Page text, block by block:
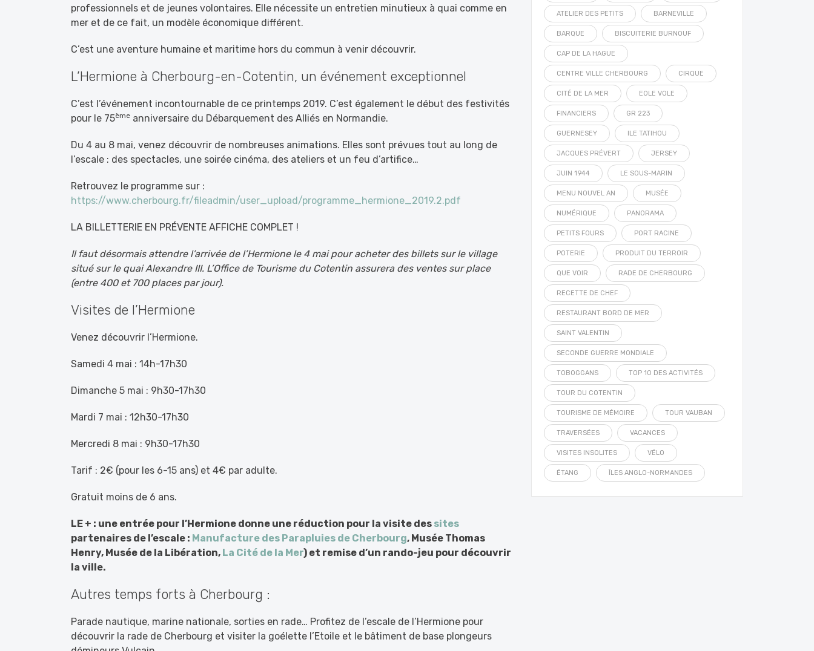
professionnels et de jeunes volontaires. Elle nécessite un entretien minutieux à quai comme en
mer et de ce fait, un modèle économique différent.
C’est une aventure humaine et maritime hors du commun à venir découvrir.
L’Hermione à Cherbourg-en-Cotentin, un événement exceptionnel
C’est l’événement incontournable de ce printemps 2019. C’est également le début des festivités
pour le 75ème anniversaire du Débarquement des Alliés en Normandie.
Du 4 au 8 mai, venez découvrir de nombreuses animations. Elles sont prévues tout au long de
l’escale : des spectacles, une soirée cinéma, des ateliers et un feu d’artifice…
Retrouvez le programme sur :
https://www.cherbourg.fr/fileadmin/user_upload/programme_hermione_2019.2.pdf
LA BILLETTERIE EN PRÉVENTE AFFICHE COMPLET !
Il faut désormais attendre l’arrivée de l’Hermione le 4 mai pour acheter des billets sur le village
situé sur le quai Alexandre III. L’Office de Tourisme du Cotentin assurera des ventes sur place
(entre 400 et 700 places par jour).
Visites de l’Hermione
Venez découvrir l’Hermione.
Samedi 4 mai : 14h-17h30
Dimanche 5 mai : 9h30-17h30
Mardi 7 mai : 12h30-17h30
Mercredi 8 mai : 9h30-17h30
Tarif : 2€ (pour les 6-15 ans) et 4€ par adulte.
Gratuit moins de 6 ans.
LE + : une entrée pour l’Hermione donne une réduction pour la visite des sites
partenaires de l’escale : Manufacture des Parapluies de Cherbourg, Musée Thomas
Henry, Musée de la Libération, La Cité de la Mer) et remise d’un rando-jeu pour découvrir
la ville.
Autres temps forts à Cherbourg :
Parade nautique, marine nationale, sorties en rade… Profitez de l’escale de l’Hermione pour
découvrir la rade de Cherbourg et visiter la goélette l’Etoile et le bâtiment de base plongeurs
ATELIER DES PETITS BARNEVILLE
BARQUE BISCUITERIE BURNOUF
CAP DE LA HAGUE
CENTRE VILLE CHERBOURG CIRQUE
CITÉ DE LA MER EOLE VOLE
FINANCIERS GR 223
GUERNESEY ILE TATIHOU
JACQUES PRÉVERT JERSEY
JUIN 1944 LE SOUS-MARIN
MENU NOUVEL AN MUSÉE
NUMÉRIQUE PANORAMA
PETITS FOURS PORT RACINE
POTERIE PRODUIT DU TERROIR
QUE VOIR RADE DE CHERBOURG
RECETTE DE CHEF
RESTAURANT BORD DE MER
SAINT VALENTIN
SECONDE GUERRE MONDIALE
TOBOGGANS TOP 10 DES ACTIVITÉS
TOUR DU COTENTIN
TOURISME DE MÉMOIRE TOUR VAUBAN
TRAVERSÉES VACANCES
VISITES INSOLITES VÉLO
ÉTANG ÎLES ANGLO-NORMANDES